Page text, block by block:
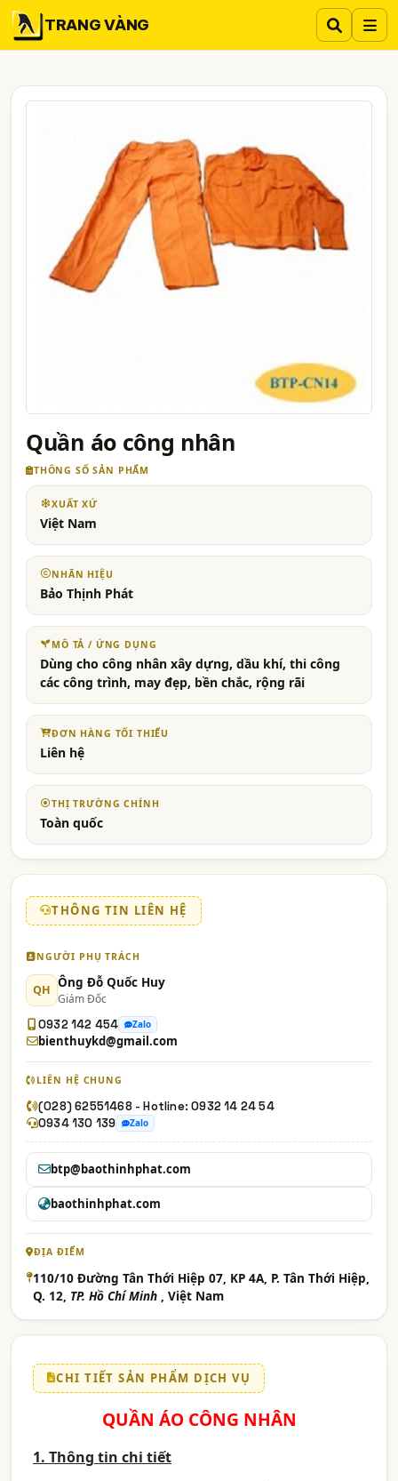
TRANG VÀNG
Quần áo công nhân
THÔNG SỐ SẢN PHẨM
XUẤT XỨ
Việt Nam
NHÃN HIỆU
Bảo Thịnh Phát
MÔ TẢ / ỨNG DỤNG
Dùng cho công nhân xây dựng, dầu khí, thi công
các công trình, may đẹp, bền chắc, rộng rãi
ĐƠN HÀNG TỐI THIỂU
Liên hệ
THỊ TRƯỜNG CHÍNH
Toàn quốc
THÔNG TIN LIÊN HỆ
NGƯỜI PHỤ TRÁCH
QH Ông Đỗ Quốc Huy
Giám Đốc
0932 142 454
Zalo
bienthuykd@gmail.com
LIÊN HỆ CHUNG
(028) 62551468 - Hotline: 0932 14 24 54
0934 130 139
Zalo
btp@baothinhphat.com
baothinhphat.com
ĐỊA ĐIỂM
110/10 Đường Tân Thới Hiệp 07, KP 4A, P. Tân Thới Hiệp,
Q. 12, TP. Hồ Chí Minh , Việt Nam
CHI TIẾT SẢN PHẨM DỊCH VỤ
QUẦN ÁO CÔNG NHÂN
1. Thông tin chi tiết